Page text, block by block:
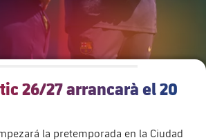
26/27 arrancarà el 20
la pretemporada en la Ciudad